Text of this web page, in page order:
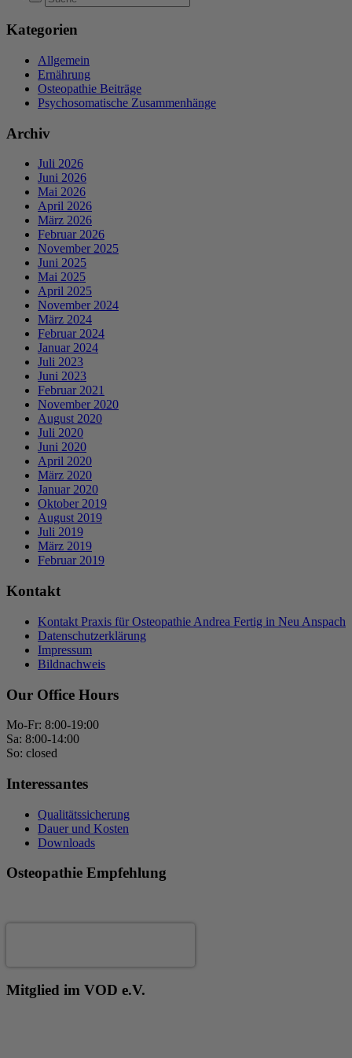
Kategorien
Allgemein
Ernährung
Osteopathie Beiträge
Psychosomatische Zusammenhänge
Archiv
Juli 2026
Juni 2026
Mai 2026
April 2026
März 2026
Februar 2026
November 2025
Juni 2025
Mai 2025
April 2025
November 2024
März 2024
Februar 2024
Januar 2024
Juli 2023
Juni 2023
Februar 2021
November 2020
August 2020
Juli 2020
Juni 2020
April 2020
März 2020
Januar 2020
Oktober 2019
August 2019
Juli 2019
März 2019
Februar 2019
Kontakt
Kontakt Praxis für Osteopathie Andrea Fertig in Neu Anspach
Datenschutzerklärung
Impressum
Bildnachweis
Our Office Hours
Mo-Fr: 8:00-19:00
Sa: 8:00-14:00
So: closed
Interessantes
Qualitätssicherung
Dauer und Kosten
Downloads
Osteopathie Empfehlung
Mitglied im VOD e.V.